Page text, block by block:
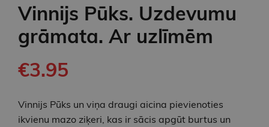
Vinnijs Pūks. Uzdevumu
grāmata. Ar uzlīmēm
€3.95
Vinnijs Pūks un viņa draugi aicina pievienoties
ikvienu mazo ziķeri, kas ir sācis apgūt burtus un